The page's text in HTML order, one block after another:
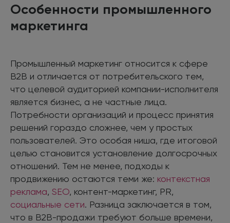
Особенности промышленного
маркетинга
Промышленный маркетинг относится к сфере
B2B и отличается от потребительского тем,
что целевой аудиторией компании-исполнителя
является бизнес, а не частные лица.
Потребности организаций и процесс принятия
решений гораздо сложнее, чем у простых
пользователей. Это особая ниша, где итоговой
целью становится установление долгосрочных
отношений. Тем не менее, подходы к
продвижению остаются теми же: контекстная
реклама, SEO, контент-маркетинг, PR,
социальные сети. Разница заключается в том,
что в B2B-продажи требуют больше времени,